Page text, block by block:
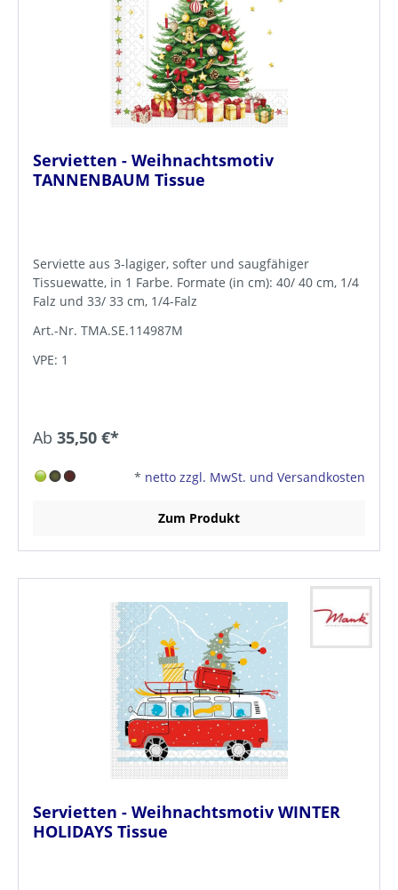
Servietten - Weihnachtsmotiv
TANNENBAUM Tissue
Serviette aus 3-lagiger, softer und saugfähiger
Tissuewatte, in 1 Farbe. Formate (in cm): 40/ 40 cm, 1/4
Falz und 33/ 33 cm, 1/4-Falz
Art.-Nr. TMA.SE.114987M
VPE: 1
Ab 35,50 €*
* netto zzgl. MwSt. und Versandkosten
Zum Produkt
Servietten - Weihnachtsmotiv WINTER
HOLIDAYS Tissue